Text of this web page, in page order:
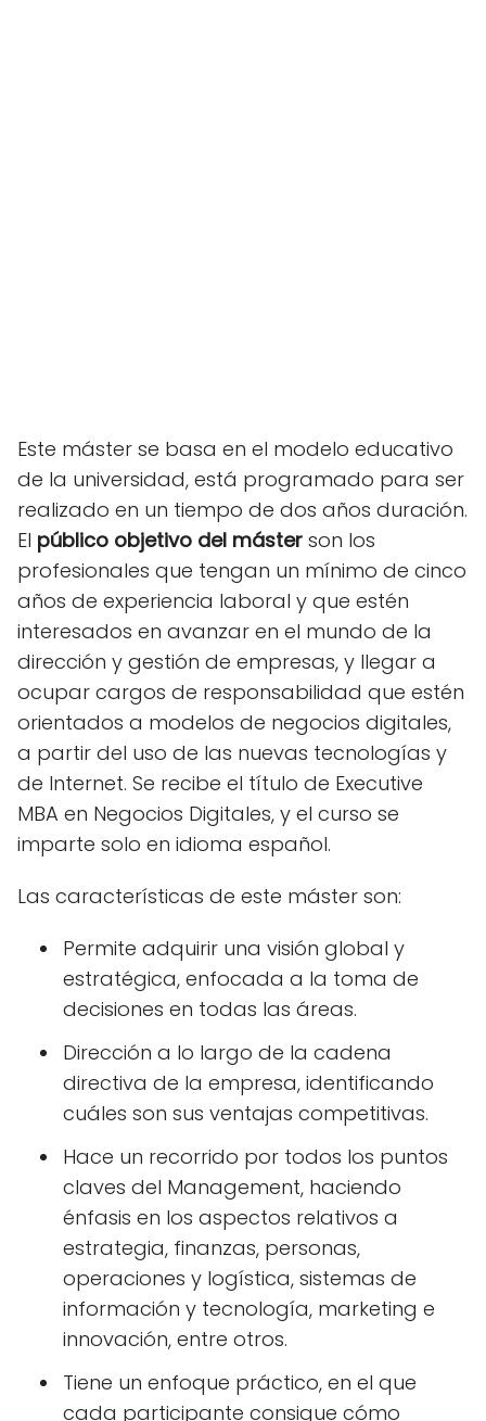
Este máster se basa en el modelo educativo
de la universidad, está programado para ser
realizado en un tiempo de dos años duración.
El público objetivo del máster son los
profesionales que tengan un mínimo de cinco
años de experiencia laboral y que estén
interesados en avanzar en el mundo de la
dirección y gestión de empresas, y llegar a
ocupar cargos de responsabilidad que estén
orientados a modelos de negocios digitales,
a partir del uso de las nuevas tecnologías y
de Internet. Se recibe el título de Executive
MBA en Negocios Digitales, y el curso se
imparte solo en idioma español.
Las características de este máster son:
Permite adquirir una visión global y
estratégica, enfocada a la toma de
decisiones en todas las áreas.
Dirección a lo largo de la cadena
directiva de la empresa, identificando
cuáles son sus ventajas competitivas.
Hace un recorrido por todos los puntos
claves del Management, haciendo
énfasis en los aspectos relativos a
estrategia, finanzas, personas,
operaciones y logística, sistemas de
información y tecnología, marketing e
innovación, entre otros.
Tiene un enfoque práctico, en el que
cada participante consigue cómo